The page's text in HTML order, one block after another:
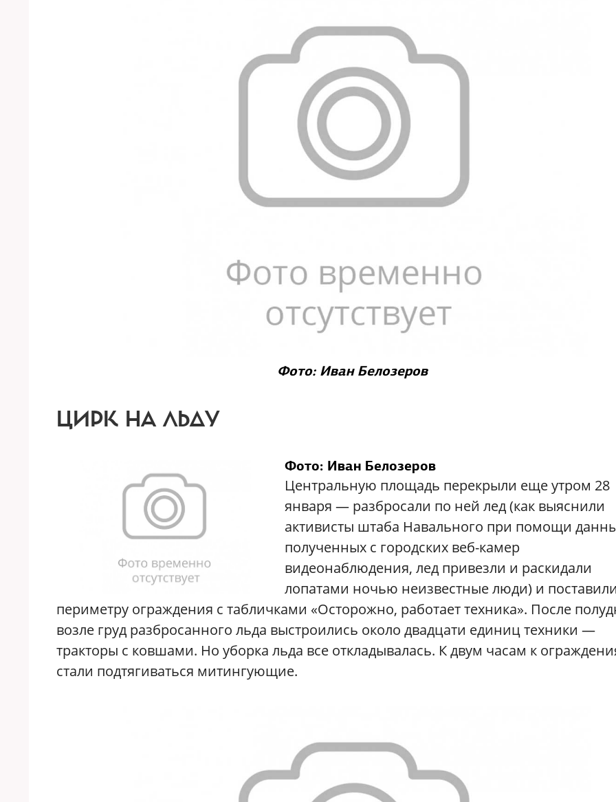
Фото: Иван Белозеров
ЦИРК НА ЛЬДУ
Фото: Иван Белозеров
Центральную площадь перекрыли еще утром 28
января — разбросали по ней лед (как выяснили
активисты штаба Навального при помощи
полученных с городских веб-камер
видеонаблюдения, лед привезли и раскидали
лопатами ночью неизвестные люди) и
периметру ограждения с табличками «Осторожно, работает техника». После
возле груд разбросанного льда выстроились около двадцати единиц техники —
тракторы с ковшами. Но уборка льда все откладывалась. К двум часам к
стали подтягиваться митингующие.